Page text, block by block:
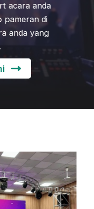
acara anda
pameran di
anda yang